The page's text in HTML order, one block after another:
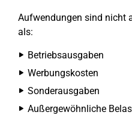
Aufwendungen sind nicht
als:
Betriebsausgaben
Werbungskosten
Sonderausgaben
Außergewöhnliche